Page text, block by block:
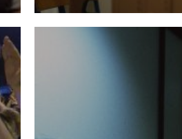
Ir a No Estás Sola